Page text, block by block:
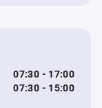
07:30 - 17:00
07:30 - 15:00